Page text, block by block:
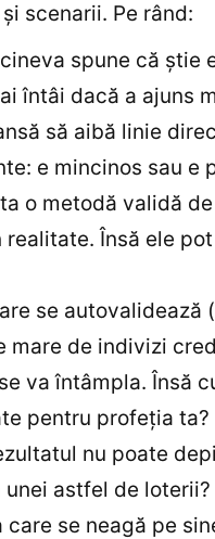
scenarii. Pe rând:
cineva spune că
întâi dacă a ajuns
să aibă linie
e mincinos sau e
o metodă validă
Însă ele
se autovalidează
mare de indivizi
va întâmpla. Însă
pentru profeţia
nu poate
astfel de loterii?
se neagă pe